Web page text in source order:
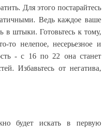
Для этого постарайтесь
Ведь каждое ваше
в штыки. Готовьтесь к тому,
то нелепое, несерьезное и
- с 16 по 22 она станет
Избавьтесь от негатива,
будет искать в первую